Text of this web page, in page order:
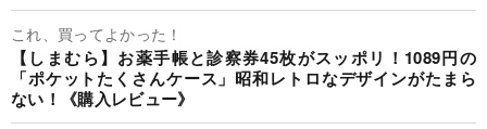
これ、買ってよかった！
【しまむら】お薬手帳と診察券45枚がスッポリ！1089円の
「ポケットたくさんケース」昭和レトロなデザインがたまら
ない！《購入レビュー》